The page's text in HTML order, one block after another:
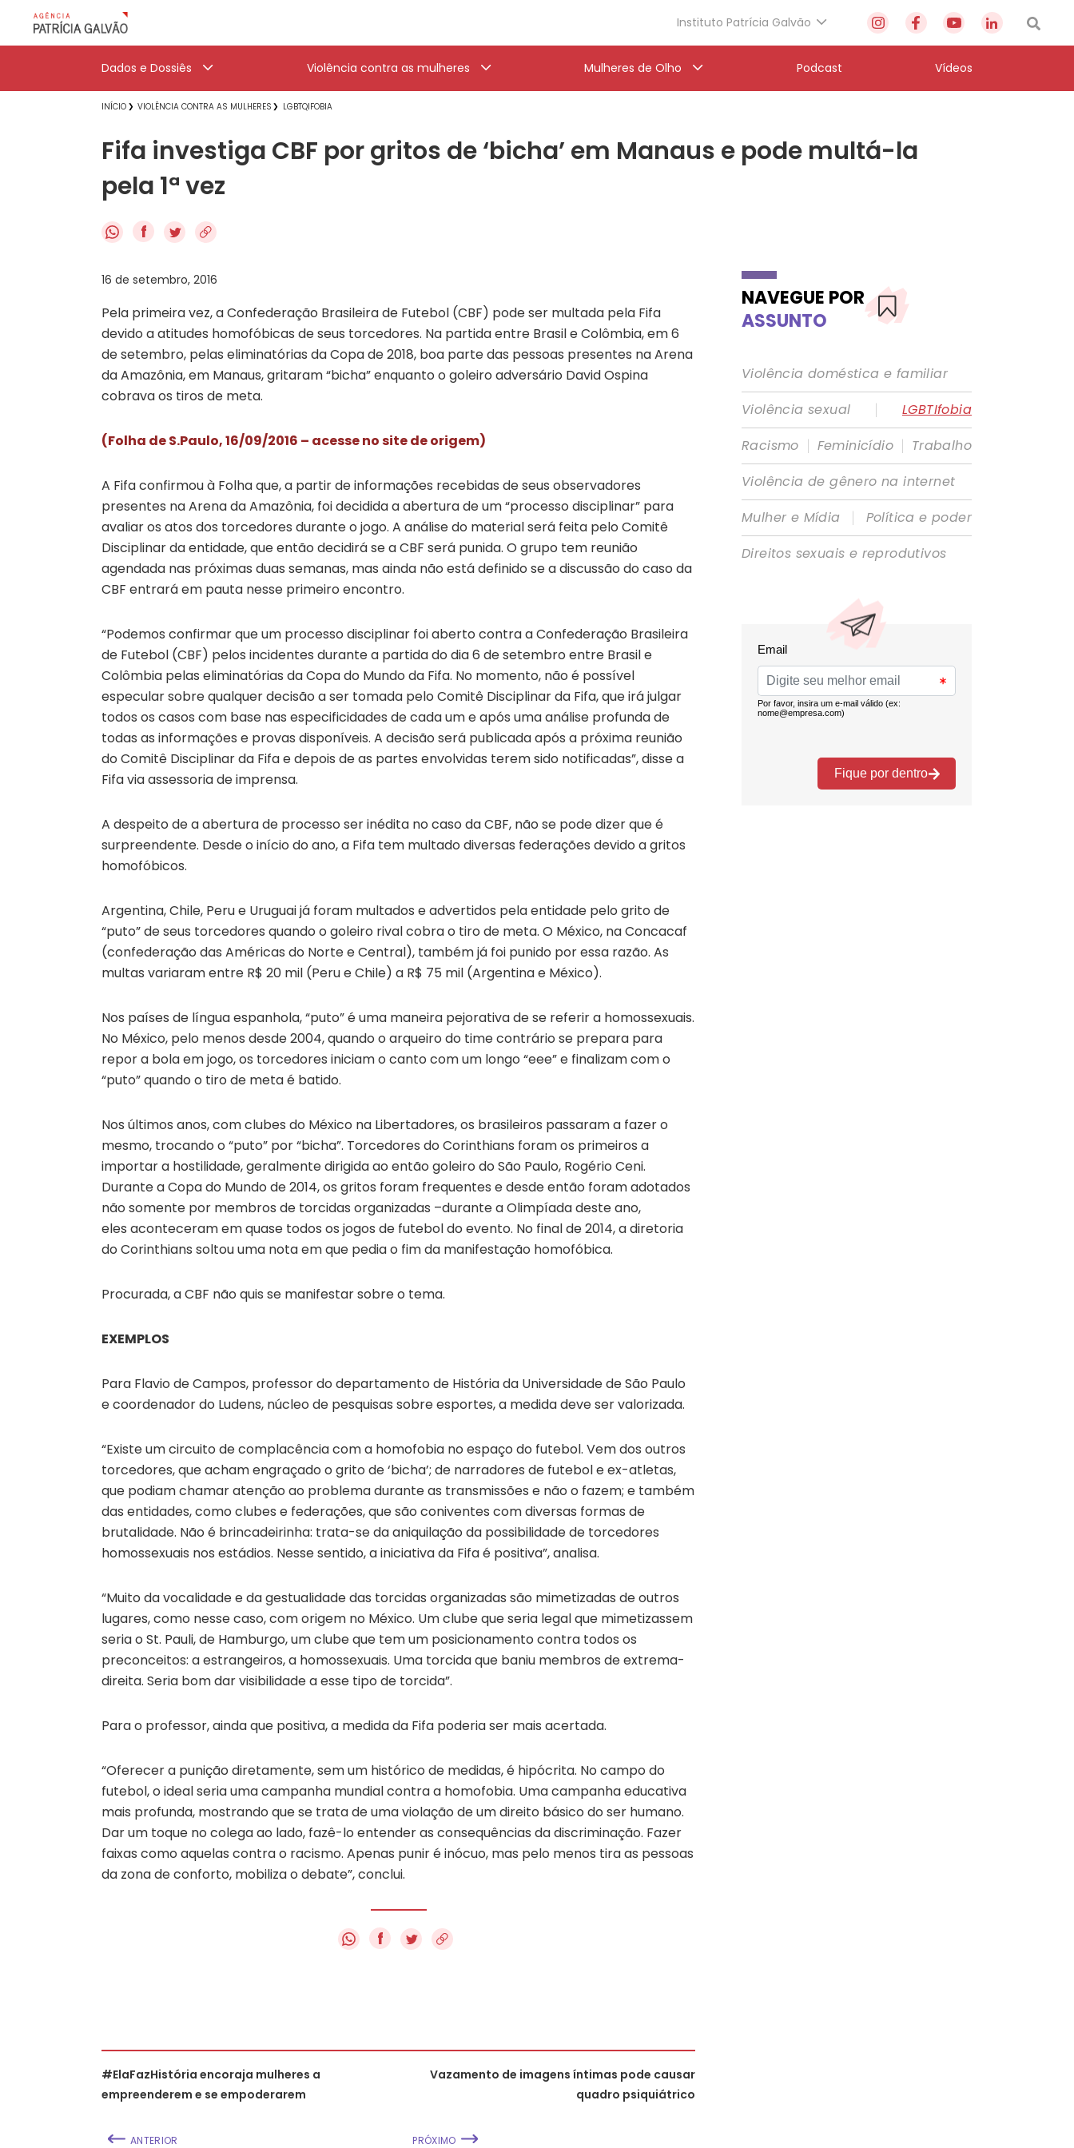
Instituto Patrícia Galvão
Dados e Dossiês Violência contra as mulheres Mulheres de Olho Podcast Vídeos
INÍCIO VIOLÊNCIA CONTRA AS MULHERES LGBTQIFOBIA
Fifa investiga CBF por gritos de ‘bicha’ em Manaus e pode multá-la
pela 1ª vez
f
16 de setembro, 2016
Pela primeira vez, a Confederação Brasileira de Futebol (CBF) pode ser multada pela Fifa
devido a atitudes homofóbicas de seus torcedores. Na partida entre Brasil e Colômbia, em 6
de setembro, pelas eliminatórias da Copa de 2018, boa parte das pessoas presentes na Arena
da Amazônia, em Manaus, gritaram “bicha” enquanto o goleiro adversário David Ospina
cobrava os tiros de meta.
(Folha de S.Paulo, 16/09/2016 – acesse no site de origem)
A Fifa confirmou à Folha que, a partir de informações recebidas de seus observadores
presentes na Arena da Amazônia, foi decidida a abertura de um “processo disciplinar” para
avaliar os atos dos torcedores durante o jogo. A análise do material será feita pelo Comitê
Disciplinar da entidade, que então decidirá se a CBF será punida. O grupo tem reunião
agendada nas próximas duas semanas, mas ainda não está definido se a discussão do caso da
CBF entrará em pauta nesse primeiro encontro.
“Podemos confirmar que um processo disciplinar foi aberto contra a Confederação Brasileira
de Futebol (CBF) pelos incidentes durante a partida do dia 6 de setembro entre Brasil e
Colômbia pelas eliminatórias da Copa do Mundo da Fifa. No momento, não é possível
especular sobre qualquer decisão a ser tomada pelo Comitê Disciplinar da Fifa, que irá julgar
todos os casos com base nas especificidades de cada um e após uma análise profunda de
todas as informações e provas disponíveis. A decisão será publicada após a próxima reunião
do Comitê Disciplinar da Fifa e depois de as partes envolvidas terem sido notificadas”, disse a
Fifa via assessoria de imprensa.
A despeito de a abertura de processo ser inédita no caso da CBF, não se pode dizer que é
surpreendente. Desde o início do ano, a Fifa tem multado diversas federações devido a gritos
homofóbicos.
Argentina, Chile, Peru e Uruguai já foram multados e advertidos pela entidade pelo grito de
“puto” de seus torcedores quando o goleiro rival cobra o tiro de meta. O México, na Concacaf
(confederação das Américas do Norte e Central), também já foi punido por essa razão. As
multas variaram entre R$ 20 mil (Peru e Chile) a R$ 75 mil (Argentina e México).
Nos países de língua espanhola, “puto” é uma maneira pejorativa de se referir a homossexuais.
No México, pelo menos desde 2004, quando o arqueiro do time contrário se prepara para
repor a bola em jogo, os torcedores iniciam o canto com um longo “eee” e finalizam com o
“puto” quando o tiro de meta é batido.
Nos últimos anos, com clubes do México na Libertadores, os brasileiros passaram a fazer o
mesmo, trocando o “puto” por “bicha”. Torcedores do Corinthians foram os primeiros a
importar a hostilidade, geralmente dirigida ao então goleiro do São Paulo, Rogério Ceni.
Durante a Copa do Mundo de 2014, os gritos foram frequentes e desde então foram adotados
não somente por membros de torcidas organizadas –durante a Olimpíada deste ano,
eles aconteceram em quase todos os jogos de futebol do evento. No final de 2014, a diretoria
do Corinthians soltou uma nota em que pedia o fim da manifestação homofóbica.
Procurada, a CBF não quis se manifestar sobre o tema.
EXEMPLOS
Para Flavio de Campos, professor do departamento de História da Universidade de São Paulo
e coordenador do Ludens, núcleo de pesquisas sobre esportes, a medida deve ser valorizada.
“Existe um circuito de complacência com a homofobia no espaço do futebol. Vem dos outros
torcedores, que acham engraçado o grito de ‘bicha’; de narradores de futebol e ex-atletas,
que podiam chamar atenção ao problema durante as transmissões e não o fazem; e também
das entidades, como clubes e federações, que são coniventes com diversas formas de
brutalidade. Não é brincadeirinha: trata-se da aniquilação da possibilidade de torcedores
homossexuais nos estádios. Nesse sentido, a iniciativa da Fifa é positiva”, analisa.
“Muito da vocalidade e da gestualidade das torcidas organizadas são mimetizadas de outros
lugares, como nesse caso, com origem no México. Um clube que seria legal que mimetizassem
seria o St. Pauli, de Hamburgo, um clube que tem um posicionamento contra todos os
preconceitos: a estrangeiros, a homossexuais. Uma torcida que baniu membros de extrema-
direita. Seria bom dar visibilidade a esse tipo de torcida”.
Para o professor, ainda que positiva, a medida da Fifa poderia ser mais acertada.
“Oferecer a punição diretamente, sem um histórico de medidas, é hipócrita. No campo do
futebol, o ideal seria uma campanha mundial contra a homofobia. Uma campanha educativa
mais profunda, mostrando que se trata de uma violação de um direito básico do ser humano.
Dar um toque no colega ao lado, fazê-lo entender as consequências da discriminação. Fazer
faixas como aquelas contra o racismo. Apenas punir é inócuo, mas pelo menos tira as pessoas
da zona de conforto, mobiliza o debate”, conclui.
f
#ElaFazHistória encoraja mulheres a
empreenderem e se empoderarem
ANTERIOR
Vazamento de imagens íntimas pode causar
quadro psiquiátrico
PRÓXIMO
NAVEGUE POR
ASSUNTO
Violência doméstica e familiar
Violência sexual
|
LGBTIfobia
Racismo | Feminicídio | Trabalho
Violência de gênero na internet
Mulher e Mídia
|
Política e poder
Direitos sexuais e reprodutivos